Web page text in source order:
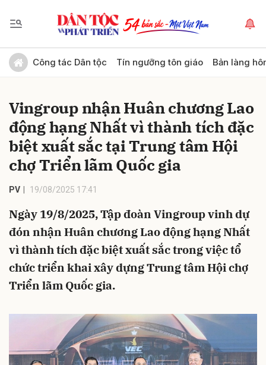
Công tác Dân tộc Tín ngưỡng tôn giáo Bản làng
Vingroup nhận Huân chương Lao
động hạng Nhất vì thành tích đặc
biệt xuất sắc tại Trung tâm Hội
chợ Triển lãm Quốc gia
PV 19/08/2025 17:41
Ngày 19/8/2025, Tập đoàn Vingroup vinh dự
đón nhận Huân chương Lao động hạng Nhất
vì thành tích đặc biệt xuất sắc trong việc tổ
chức triển khai xây dựng Trung tâm Hội chợ
Triển lãm Quốc gia.
Gửi bình luận